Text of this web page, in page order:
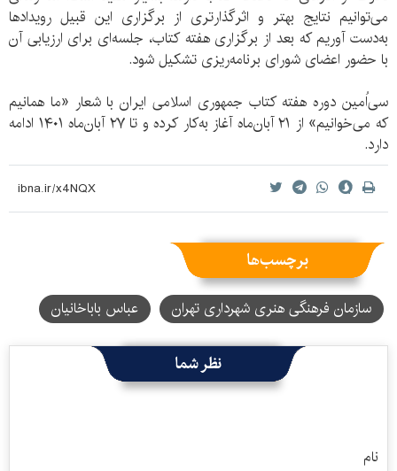
می‌توانیم نتایج بهتر و اثرگذارتری از برگزاری این قبیل رویدادها
به‌دست آوریم که بعد از برگزاری هفته کتاب، جلسه‌ای برای ارزیابی آن
با حضور اعضای شورای برنامه‌ریزی تشکیل شود.
سی‌اُمین دوره هفته کتاب جمهوری اسلامی ایران با شعار «ما همانیم
که می‌خوانیم» از ۲۱ آبان‌ماه آغاز به‌کار کرده و تا ۲۷ آبان‌ماه ۱۴۰۱ ادامه
دارد.
برچسب‌ها
سازمان فرهنگی هنری شهرداری تهران عباس باباخانیان
نظر شما
نام